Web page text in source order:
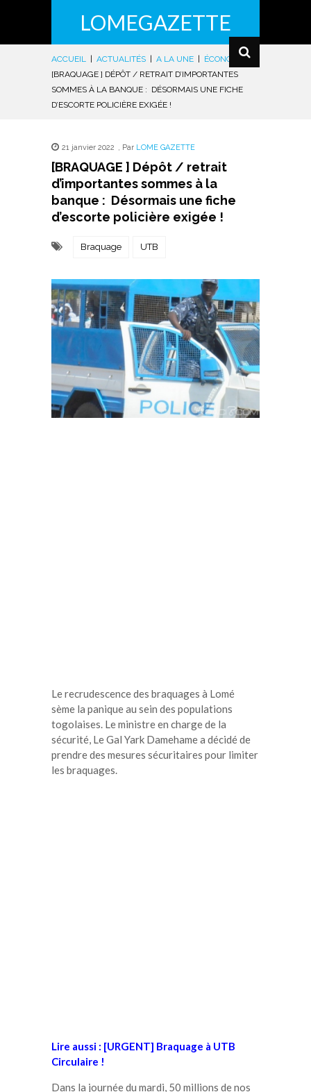
LOMEGAZETTE
ACCUEIL ACTUALITÉS A LA UNE ÉCONOMIE |
[BRAQUAGE ] DÉPÔT / RETRAIT D’IMPORTANTES
SOMMES À LA BANQUE : DÉSORMAIS UNE FICHE
D’ESCORTE POLICIÈRE EXIGÉE !
21 janvier 2022 , Par LOME GAZETTE
[BRAQUAGE ] Dépôt / retrait
d’importantes sommes à la
banque : Désormais une fiche
d’escorte policière exigée !
Braquage UTB
Le recrudescence des braquages à Lomé
sème la panique au sein des populations
togolaises. Le ministre en charge de la
sécurité, Le Gal Yark Damehame a décidé de
prendre des mesures sécuritaires pour limiter
les braquages.
Lire aussi : [URGENT] Braquage à UTB
Circulaire !
Dans la journée du mardi, 50 millions de nos